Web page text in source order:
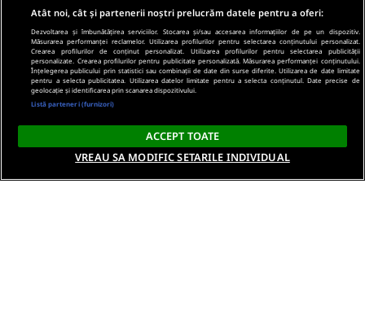
Atât noi, cât și partenerii noștri prelucrăm datele pentru a oferi:
Dezvoltarea și îmbunătățirea serviciilor. Stocarea și/sau accesarea informațiilor de pe un dispozitiv.
Măsurarea performanței reclamelor. Utilizarea profilurilor pentru selectarea conținutului personalizat.
Crearea profilurilor de conținut personalizat. Utilizarea profilurilor pentru selectarea publicității
personalizate. Crearea profilurilor pentru publicitate personalizată. Măsurarea performanței conținutului.
Înțelegerea publicului prin statistici sau combinații de date din surse diferite. Utilizarea de date limitate
pentru a selecta publicitatea. Utilizarea datelor limitate pentru a selecta conținutul. Date precise de
geolocație și identificarea prin scanarea dispozitivului.
Listă parteneri (furnizori)
ACCEPT TOATE
VREAU SA MODIFIC SETARILE INDIVIDUAL